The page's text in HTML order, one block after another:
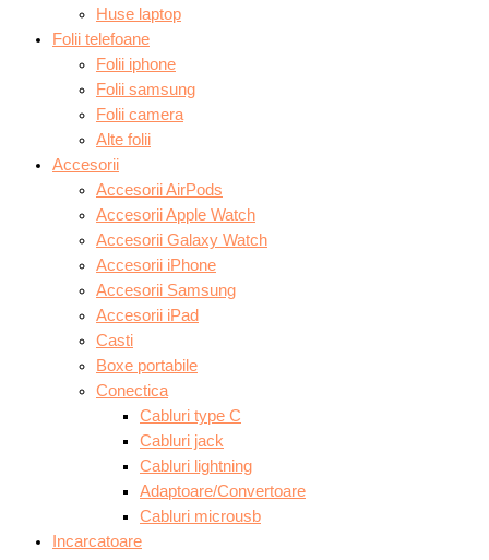
Huse laptop
Folii telefoane
Folii iphone
Folii samsung
Folii camera
Alte folii
Accesorii
Accesorii AirPods
Accesorii Apple Watch
Accesorii Galaxy Watch
Accesorii iPhone
Accesorii Samsung
Accesorii iPad
Casti
Boxe portabile
Conectica
Cabluri type C
Cabluri jack
Cabluri lightning
Adaptoare/Convertoare
Cabluri microusb
Incarcatoare